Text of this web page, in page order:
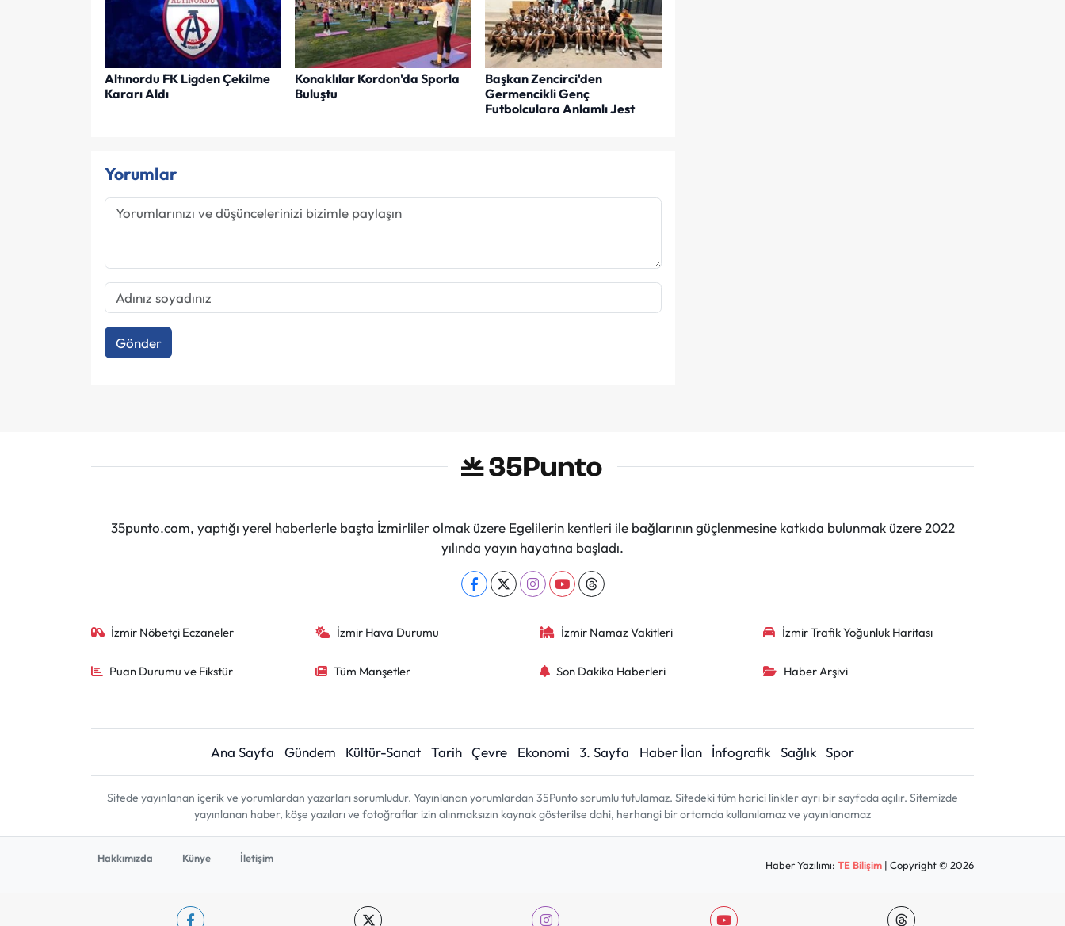
Altınordu FK Ligden Çekilme
Kararı Aldı
Konaklılar Kordon'da Sporla
Buluştu
Başkan Zencirci'den
Germencikli Genç
Futbolculara Anlamlı Jest
Yorumlar
Gönder
35punto.com, yaptığı yerel haberlerle başta İzmirliler olmak üzere Egelilerin kentleri ile bağlarının güçlenmesine katkıda bulunmak üzere 2022
yılında yayın hayatına başladı.
İzmir Nöbetçi Eczaneler İzmir Hava Durumu İzmir Namaz Vakitleri İzmir Trafik Yoğunluk Haritası
Puan Durumu ve Fikstür Tüm Manşetler Son Dakika Haberleri Haber Arşivi
Ana Sayfa Gündem Kültür-Sanat Tarih Çevre Ekonomi 3. Sayfa Haber İlan İnfografik Sağlık Spor
Sitede yayınlanan içerik ve yorumlardan yazarları sorumludur. Yayınlanan yorumlardan 35Punto sorumlu tutulamaz. Sitedeki tüm harici linkler ayrı bir sayfada açılır. Sitemizde
yayınlanan haber, köşe yazıları ve fotoğraflar izin alınmaksızın kaynak gösterilse dahi, herhangi bir ortamda kullanılamaz ve yayınlanamaz
Hakkımızda Künye İletişim
Haber Yazılımı:TE Bilişim | Copyright © 2026